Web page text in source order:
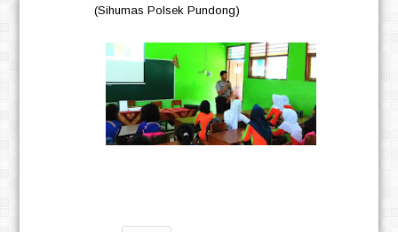
(Sihumas Polsek Pundong)